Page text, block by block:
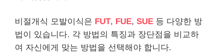
비절개식 모발이식은 FUT, FUE, SUE 등 다양한 방
법이 있습니다. 각 방법의 특징과 장단점을 비교하
여 자신에게 맞는 방법을 선택해야 합니다.